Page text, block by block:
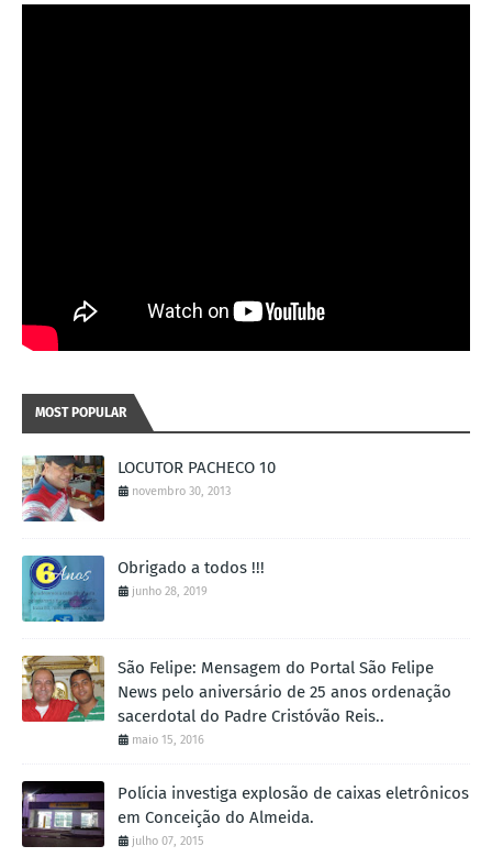
MOST POPULAR
LOCUTOR PACHECO 10
novembro 30, 2013
Obrigado a todos !!!
junho 28, 2019
São Felipe: Mensagem do Portal São Felipe
News pelo aniversário de 25 anos ordenação
sacerdotal do Padre Cristóvão Reis..
maio 15, 2016
Polícia investiga explosão de caixas eletrônicos
em Conceição do Almeida.
julho 07, 2015